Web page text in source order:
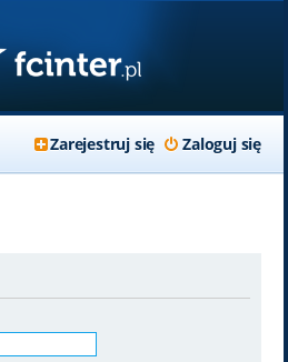
Zaloguj się
Zarejestruj się